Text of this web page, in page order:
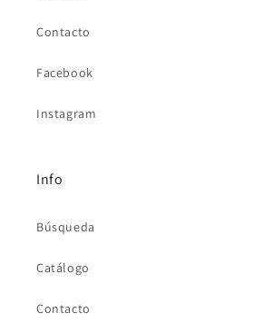
Contacto
Facebook
Instagram
Info
Búsqueda
Catálogo
Contacto